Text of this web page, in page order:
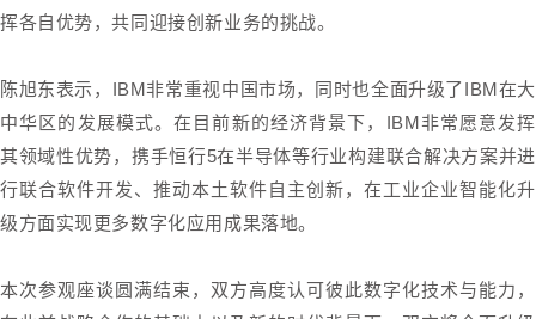
挥各自优势，共同迎接创新业务的挑战。
陈旭东表示，IBM非常重视中国市场，同时也全面升级了IBM在大
中华区的发展模式。在目前新的经济背景下，IBM非常愿意发挥
其领域性优势，携手恒行5在半导体等行业构建联合解决方案并进
行联合软件开发、推动本土软件自主创新，在工业企业智能化升
级方面实现更多数字化应用成果落地。
本次参观座谈圆满结束，双方高度认可彼此数字化技术与能力，